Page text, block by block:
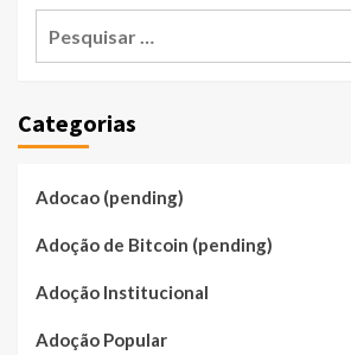
Categorias
Adocao (pending)
Adoção de Bitcoin (pending)
Adoção Institucional
Adoção Popular